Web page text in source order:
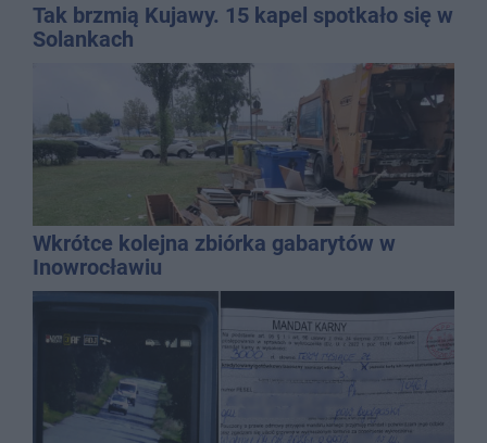
Tak brzmią Kujawy. 15 kapel spotkało się w
Solankach
Wkrótce kolejna zbiórka gabarytów w
Inowrocławiu